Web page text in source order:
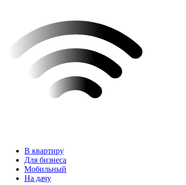
В квартиру
Для бизнеса
Мобильный
На дачу